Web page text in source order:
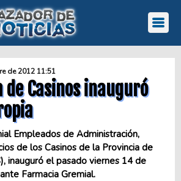
de 2012 11:51
de Casinos inauguró
Empleados de Administración,
de los Casinos de la Provincia de
inauguró el pasado viernes 14 de
Farmacia Gremial.